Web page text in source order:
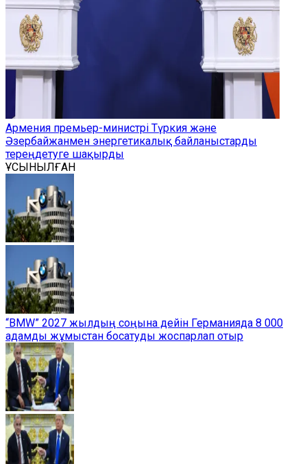
Армения премьер-министрі Түркия және
Әзербайжанмен энергетикалық байланыстарды
тереңдетуге шақырды
ҰСЫНЫЛҒАН
“BMW” 2027 жылдың соңына дейін Германияда 8 000
адамды жұмыстан босатуды жоспарлап отыр